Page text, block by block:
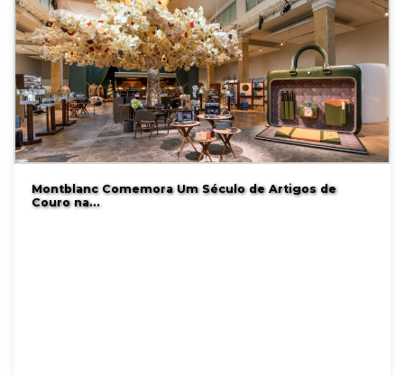
Montblanc Comemora Um Século de Artigos de
Couro na…